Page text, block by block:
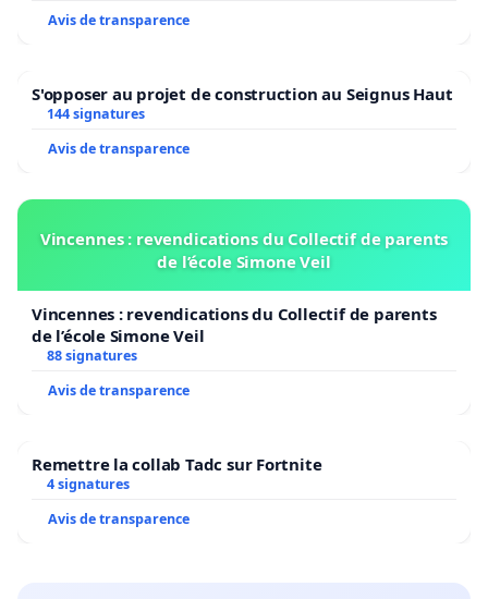
Avis de transparence
S'opposer au projet de construction au Seignus Haut
144 signatures
Avis de transparence
Vincennes : revendications du Collectif de parents
de l’école Simone Veil
Vincennes : revendications du Collectif de parents
de l’école Simone Veil
88 signatures
Avis de transparence
Remettre la collab Tadc sur Fortnite
4 signatures
Avis de transparence